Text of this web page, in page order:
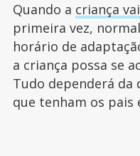
Quando a criança
primeira vez,
horário de
a criança possa se
Tudo dependerá
que tenham os pais